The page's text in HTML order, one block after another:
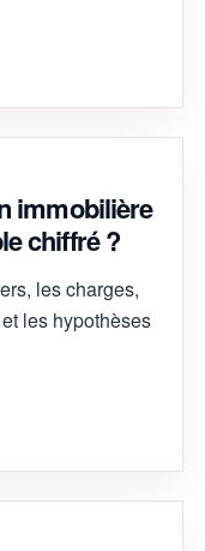
immobilière
chiffré ?
les charges,
les hypothèses